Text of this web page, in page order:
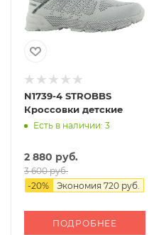
N1739-4 STROBBS
Кроссовки детские
Есть в наличии: 3
2 880 руб.
3 600 руб.
-20% Экономия 720 руб.
ПОДРОБНЕЕ